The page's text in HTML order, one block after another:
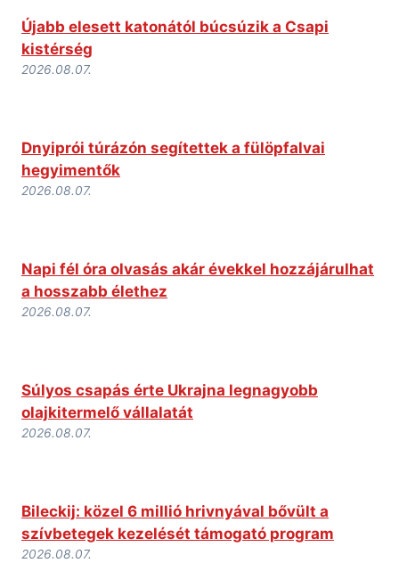
Újabb elesett katonától búcsúzik a Csapi
kistérség
2026.08.07.
Dnyiprói túrázón segítettek a fülöpfalvai
hegyimentők
2026.08.07.
Napi fél óra olvasás akár évekkel hozzájárulhat
a hosszabb élethez
2026.08.07.
Súlyos csapás érte Ukrajna legnagyobb
olajkitermelő vállalatát
2026.08.07.
Bileckij: közel 6 millió hrivnyával bővült a
szívbetegek kezelését támogató program
2026.08.07.